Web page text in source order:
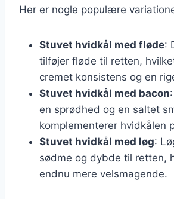
Her er nogle populære
Stuvet hvidkål med fløde:
tilføjer fløde til retten,
cremet konsistens og en
Stuvet hvidkål med bacon
en sprødhed og en saltet
komplementerer hvidkålen
Stuvet hvidkål med løg:
sødme og dybde til retten,
endnu mere velsmagende.